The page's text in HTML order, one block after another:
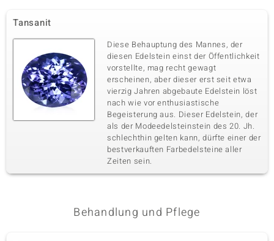
Tansanit
Diese Behauptung des Mannes, der
diesen Edelstein einst der Öffentlichkeit
vorstellte, mag recht gewagt
erscheinen, aber dieser erst seit etwa
vierzig Jahren abgebaute Edelstein löst
nach wie vor enthusiastische
Begeisterung aus. Dieser Edelstein, der
als der Modeedelsteinstein des 20. Jh.
schlechthin gelten kann, dürfte einer der
bestverkauften Farbedelsteine aller
Zeiten sein.
Behandlung und Pflege